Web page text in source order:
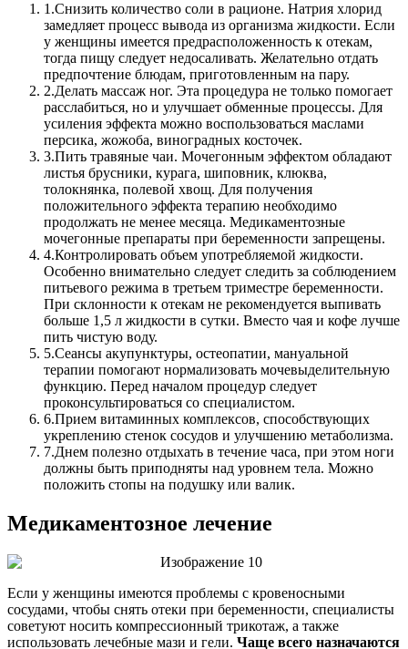
1.Снизить количество соли в рационе. Натрия хлорид
замедляет процесс вывода из организма жидкости. Если
у женщины имеется предрасположенность к отекам,
тогда пищу следует недосаливать. Желательно отдать
предпочтение блюдам, приготовленным на пару.
2.Делать массаж ног. Эта процедура не только помогает
расслабиться, но и улучшает обменные процессы. Для
усиления эффекта можно воспользоваться маслами
персика, жожоба, виноградных косточек.
3.Пить травяные чаи. Мочегонным эффектом обладают
листья брусники, курага, шиповник, клюква,
толокнянка, полевой хвощ. Для получения
положительного эффекта терапию необходимо
продолжать не менее месяца. Медикаментозные
мочегонные препараты при беременности запрещены.
4.Контролировать объем употребляемой жидкости.
Особенно внимательно следует следить за соблюдением
питьевого режима в третьем триместре беременности.
При склонности к отекам не рекомендуется выпивать
больше 1,5 л жидкости в сутки. Вместо чая и кофе лучше
пить чистую воду.
5.Сеансы акупунктуры, остеопатии, мануальной
терапии помогают нормализовать мочевыделительную
функцию. Перед началом процедур следует
проконсультироваться со специалистом.
6.Прием витаминных комплексов, способствующих
укреплению стенок сосудов и улучшению метаболизма.
7.Днем полезно отдыхать в течение часа, при этом ноги
должны быть приподняты над уровнем тела. Можно
положить стопы на подушку или валик.
Медикаментозное лечение
Если у женщины имеются проблемы с кровеносными
сосудами, чтобы снять отеки при беременности, специалисты
советуют носить компрессионный трикотаж, а также
использовать лечебные мази и гели. Чаще всего назначаются